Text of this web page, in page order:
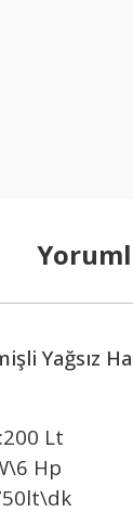
Yağsız
Lt
Hp